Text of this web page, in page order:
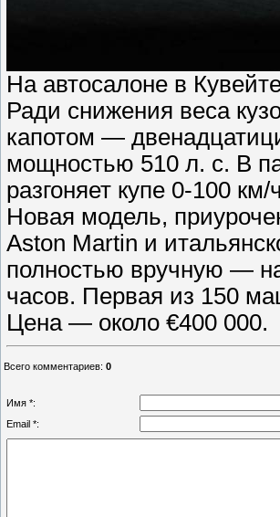
На автосалоне в
Ради снижения веса
капотом —
мощностью 510 л. с. В
разгоняет купе 0-100 км/
Новая модель,
Aston Martin и
полностью вручную —
часов. Первая из 150
Цена — около €400 000.
Всего комментариев: 0
Имя *:
Email *: